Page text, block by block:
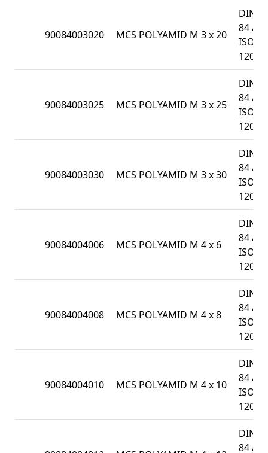
90084003020 MCS POLYAMID M 3 x 20
DIN
84 /
ISO
1207
90084003025 MCS POLYAMID M 3 x 25
DIN
84 /
ISO
1207
90084003030 MCS POLYAMID M 3 x 30
DIN
84 /
ISO
1207
90084004006 MCS POLYAMID M 4 x 6
DIN
84 /
ISO
1207
90084004008 MCS POLYAMID M 4 x 8
DIN
84 /
ISO
1207
90084004010 MCS POLYAMID M 4 x 10
DIN
84 /
ISO
1207
DIN
84 /